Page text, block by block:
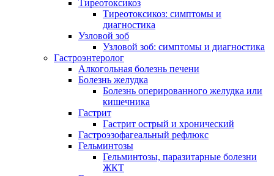
Тиреотоксикоз
Тиреотоксикоз: симптомы и
диагностика
Узловой зоб
Узловой зоб: симптомы и диагностика
Гастроэнтеролог
Алкогольная болезнь печени
Болезнь желудка
Болезнь оперированного желудка или
кишечника
Гастрит
Гастрит острый и хронический
Гастроэзофагеальный рефлюкс
Гельминтозы
Гельминтозы, паразитарные болезни
ЖКТ